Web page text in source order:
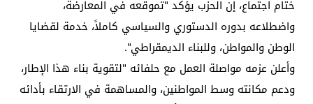
ختام اجتماع، إن الحزب يؤكد "تموقعه في المعارضة،
واضطلاعه بدوره الدستوري والسياسي كاملاً، خدمة لقضايا
الوطن والمواطن، وللبناء الديمقراطي".
وأعلن عزمه مواصلة العمل مع حلفائه "لتقوية بناء هذا الإطار،
ودعم مكانته وسط المواطنين، والمساهمة في الارتقاء بأدائه